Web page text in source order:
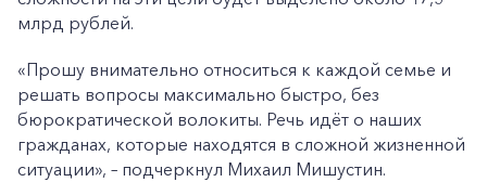
млрд рублей.
«Прошу внимательно относиться к каждой семье и
решать вопросы максимально быстро, без
бюрократической волокиты. Речь идёт о наших
гражданах, которые находятся в сложной жизненной
ситуации», – подчеркнул Михаил Мишустин.